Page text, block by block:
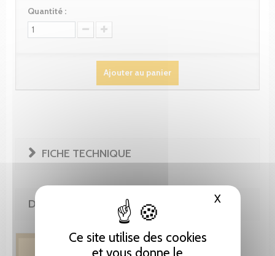
Ce site utilise des cookies
et vous donne le
XMasquer
Quantité :
Ajouter au panier
FICHE TECHNIQUE
DE LA MÊME COLLECTION